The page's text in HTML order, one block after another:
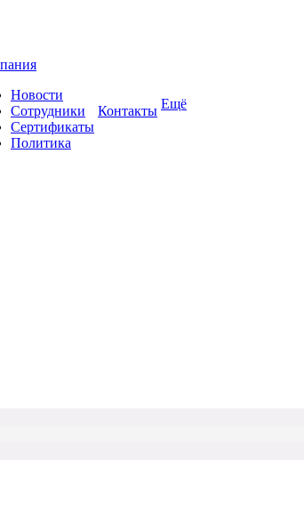
Новости
Сотрудники
Сертификаты
Политика
Контакты Ещё